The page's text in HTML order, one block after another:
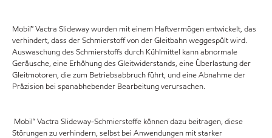
Mobil™ Vactra Slideway wurden mit einem Haftvermögen entwickelt, das
verhindert, dass der Schmierstoff von der Gleitbahn weggespült wird.
Auswaschung des Schmierstoffs durch Kühlmittel kann abnormale
Geräusche, eine Erhöhung des Gleitwiderstands, eine Überlastung der
Gleitmotoren, die zum Betriebsabbruch führt, und eine Abnahme der
Präzision bei spanabhebender Bearbeitung verursachen.
Mobil™ Vactra Slideway-Schmierstoffe können dazu beitragen, diese
Störungen zu verhindern, selbst bei Anwendungen mit starker